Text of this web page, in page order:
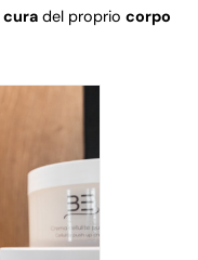
cura del proprio corpo